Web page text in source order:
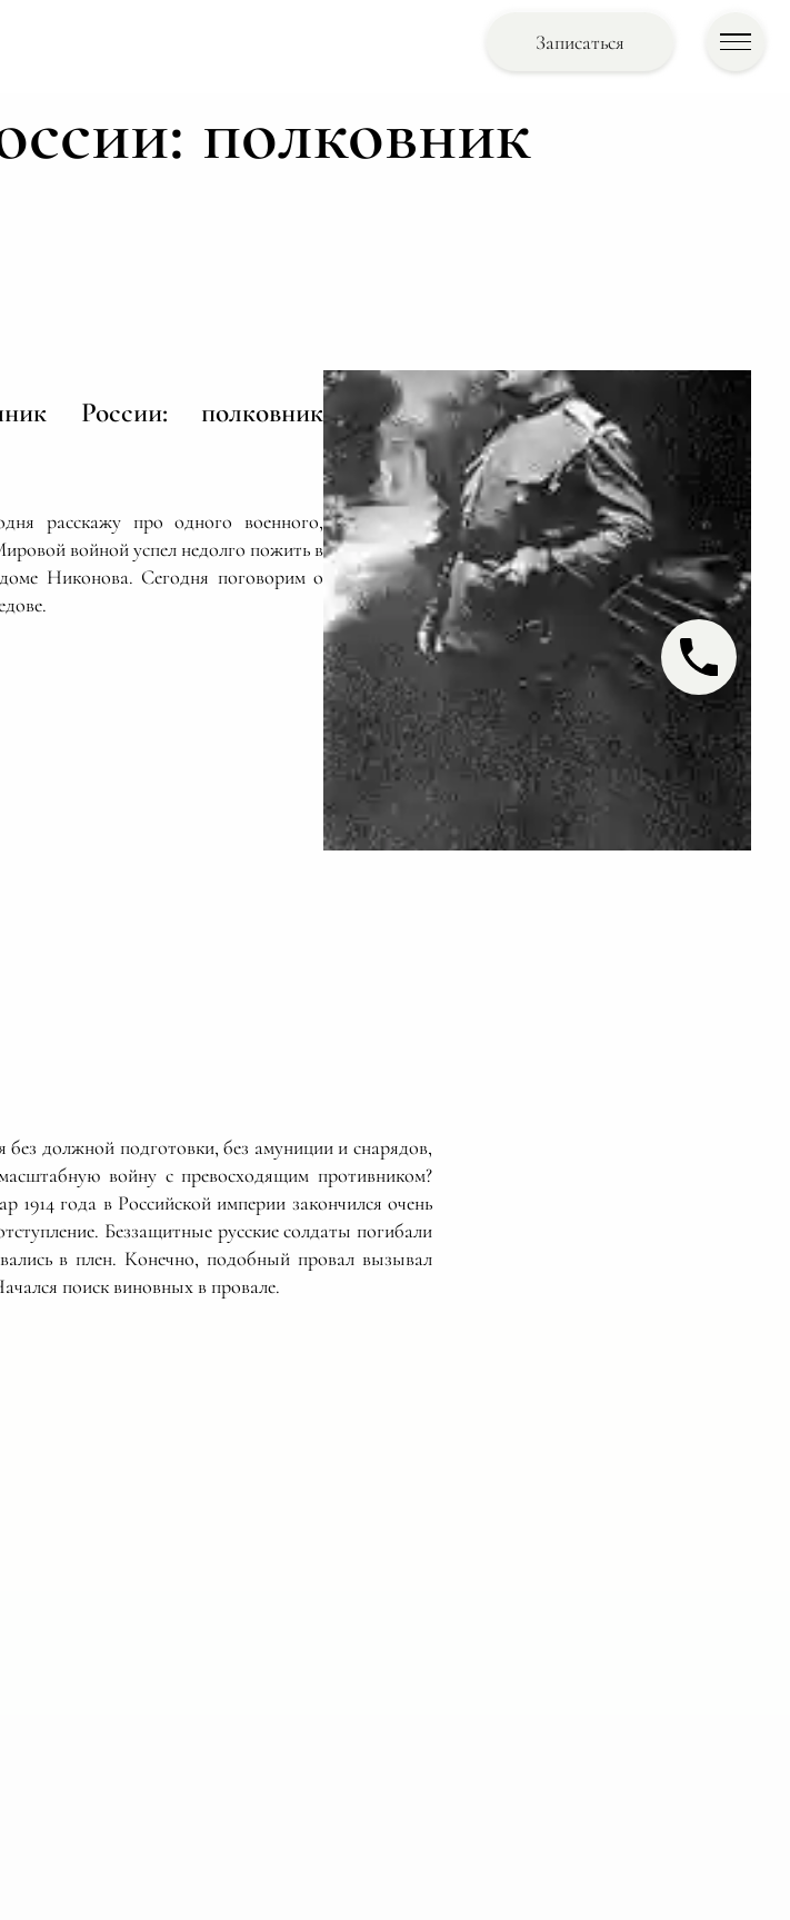
Записаться
полковник
России: полковник
расскажу про одного военного,
войной успел недолго пожить в
Никонова. Сегодня поговорим о
без должной подготовки, без амуниции и снарядов,
войну с превосходящим противником?
1914 года в Российской империи закончился очень
Беззащитные русские солдаты погибали
в плен. Конечно, подобный провал вызывал
поиск виновных в провале.